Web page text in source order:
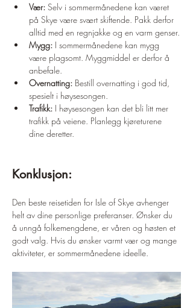
Vær: Selv i sommermånedene kan været
på Skye være svært skiftende. Pakk derfor
alltid med en regnjakke og en varm genser.
Mygg: I sommermånedene kan mygg
være plagsomt. Myggmiddel er derfor å
anbefale.
Overnatting: Bestill overnatting i god tid,
spesielt i høysesongen.
Trafikk: I høysesongen kan det bli litt mer
trafikk på veiene. Planlegg kjøreturene
dine deretter.
Konklusjon:
Den beste reisetiden for Isle of Skye avhenger
helt av dine personlige preferanser. Ønsker du
å unngå folkemengdene, er våren og høsten et
godt valg. Hvis du ønsker varmt vær og mange
aktiviteter, er sommermånedene ideelle.